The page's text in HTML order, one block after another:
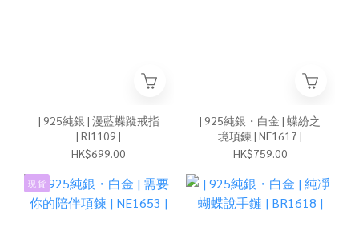
| 925純銀 | 漫藍蝶蹤戒指
| RI1109 |
HK$699.00
| 925純銀・白金 | 蝶紛之
境項鍊 | NE1617 |
HK$759.00
現 貨